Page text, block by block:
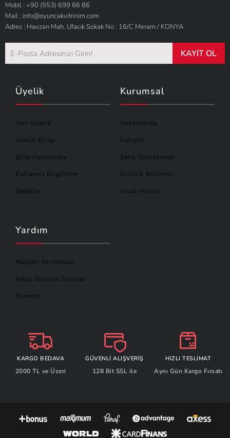
Mobil : +90 (553) 699 86 86
Mail : info@oyuncakvitrinim.com
Adres : Havzan Mah. Ufacık Sokak No : 16/C Meram / KONYA
KAYIT OL
Üyelik
Yeni Üyelik
Üyelik Girişi
Şifre Hatırlatma
Kullanıcı Bilgilerim
Sepetim
Kurumsal
Hakkımızda
İletişim
Satış Sözleşmesi
Gizlilik Bildirimi
Yasal Haklar
Yardım
Müşteri Hizmetleri
Sıkça Sorulan Sorular
Formlar
KARGO BEDAVA
2000 TL ve Üzeri
GÜVENLİ ALIŞVERİŞ
128 Bit SSL ile
HIZLI TESLİMAT
Aynı Gün Kargo Fırsatı